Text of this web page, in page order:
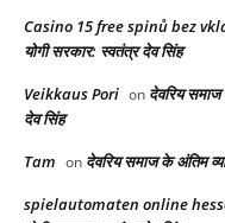
Casino 15 free spinů bez
योगी सरकार: स्वतंत्र देव सिंह
Veikkaus Pori on देवरिय समाज
देव सिंह
Tam on देवरिय समाज के अंतिम
spielautomaten online